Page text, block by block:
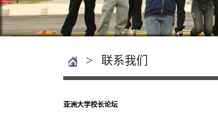
> 联系我们
亚洲大学校长论坛